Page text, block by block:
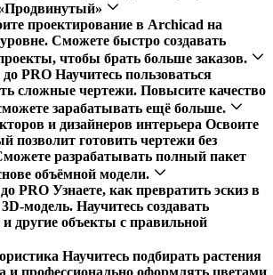
проектирование в Archicad на
Сможете быстро создавать
чтобы брать больше заказов.
PRO Научитесь пользоваться
сложные чертежи. Повысите качество
зарабатывать ещё больше.
и дизайнеров интерьера Освоите
позволит готовить чертежи без
разрабатывать полный пакет
объёмной модели.
PRO Узнаете, как превратить эскиз в
модель. Научитесь создавать
другие объекты с правильной
Научитесь подбирать растения
и профессионально оформлять цветами